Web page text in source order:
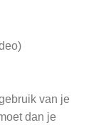
van je
dan je